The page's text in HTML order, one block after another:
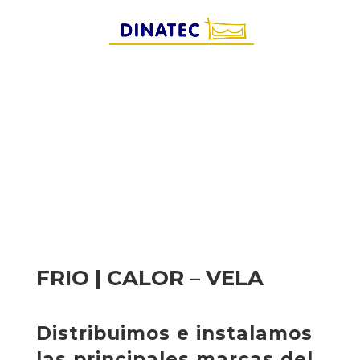
FRIO | CALOR – VELA
Distribuimos e instalamos